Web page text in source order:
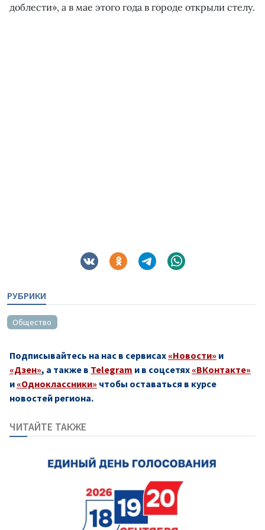
доблести», а в мае этого года в городе открыли стелу.
РУБРИКИ
Общество
Подписывайтесь на нас в сервисах «Новости» и
«Дзен», а также в Telegram и в соцсетях «ВКонтакте»
и «Одноклассники» чтобы оставаться в курсе
новостей региона.
ЧИТАЙТЕ ТАКЖЕ